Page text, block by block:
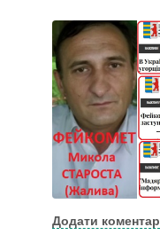
Додати коментар